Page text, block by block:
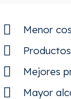
Menor
Mejores
Mayor